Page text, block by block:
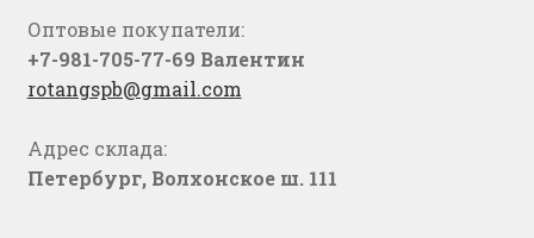
Оптовые покупатели:
+7-981-705-77-69 Валентин
rotangspb@gmail.com
Адрес склада:
Петербург, Волхонское ш. 111